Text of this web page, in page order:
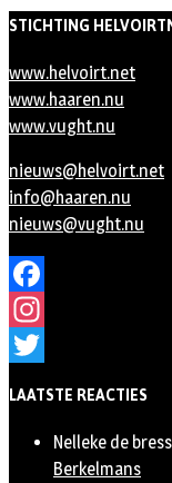
STICHTING
www.helvoirt.net
www.haaren.nu
www.vught.nu
nieuws@helvoirt.net
info@haaren.nu
nieuws@vught.nu
Facebook
Instagram
LAATSTE REACTIES
Nelleke de
Berkelmans